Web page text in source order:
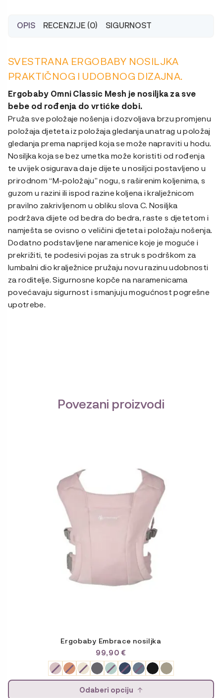
OPIS RECENZIJE (0) SIGURNOST
SVESTRANA ERGOBABY NOSILJKA
PRAKTIČNOG I UDOBNOG DIZAJNA.
Ergobaby Omni Classic Mesh je nosiljka za sve
bebe od rođenja do vrtićke dobi.
Pruža sve položaje nošenja i dozvoljava brzu promjenu
položaja djeteta iz položaja gledanja unatrag u položaj
gledanja prema naprijed koja se može napraviti u hodu.
Nosiljka koja se bez umetka može koristiti od rođenja
te uvijek osigurava da je dijete u nosiljci postavljeno u
prirodnom “M-položaju” nogu, s raširenim koljenima, s
guzom u razini ili ispod razine koljena i kralježnicom
pravilno zakrivljenom u obliku slova C. Nosiljka
podržava dijete od bedra do bedra, raste s djetetom i
namješta se ovisno o veličini djeteta i položaju nošenja.
Dodatno podstavljene naramenice koje je moguće i
prekrižiti, te podesivi pojas za struk s podrškom za
lumbalni dio kralježnice pružaju novu razinu udobnosti
za roditelje. Sigurnosne kopče na naramenicama
povećavaju sigurnost i smanjuju mogućnost pogrešne
upotrebe.
Povezani proizvodi
Ergobaby Embrace nosiljka
99,90€
Odaberi opciju